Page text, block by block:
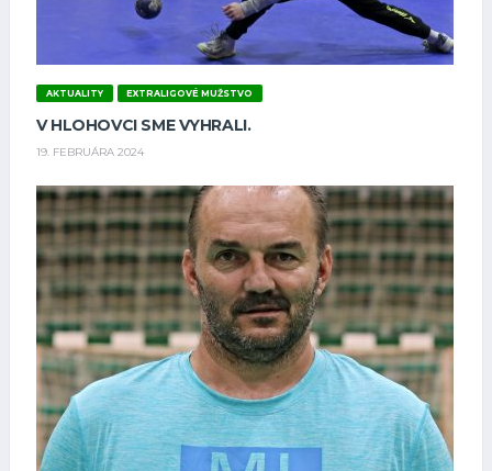
AKTUALITY EXTRALIGOVÉ MUŽSTVO
V HLOHOVCI SME VYHRALI.
19. FEBRUÁRA 2024